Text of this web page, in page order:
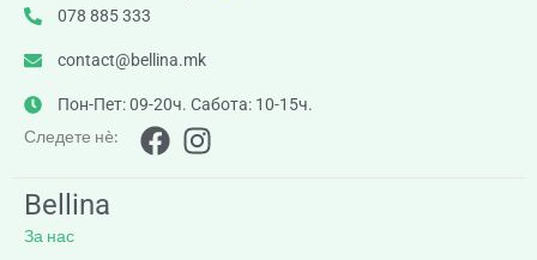
078 885 333
contact@bellina.mk
Пон-Пет: 09-20ч. Сабота: 10-15ч.
Следете нè:
Bellina
За нас